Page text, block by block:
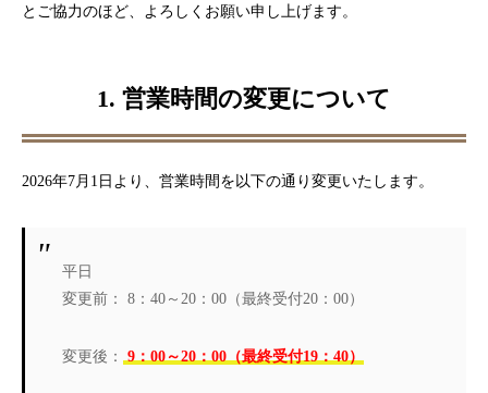
とご協力のほど、よろしくお願い申し上げます。
1. 営業時間の変更について
2026年7月1日より、営業時間を以下の通り変更いたします。
平日
変更前： 8：40～20：00（最終受付20：00）
変更後： 9：00～20：00（最終受付19：40）